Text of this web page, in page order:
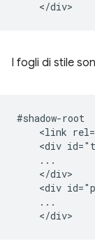
I fogli di stile
#shadow-root
<link
<div
    ...
    </div>
<div
    ...